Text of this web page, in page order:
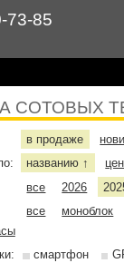
73-85
СОТОВЫХ
в продаже
названию ↑
все 2026
все
моноблок
смартфон